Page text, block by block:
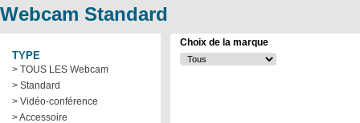
Webcam Standard
TYPE
> TOUS LES Webcam
> Standard
> Vidéo-conférence
> Accessoire
Choix de la marque